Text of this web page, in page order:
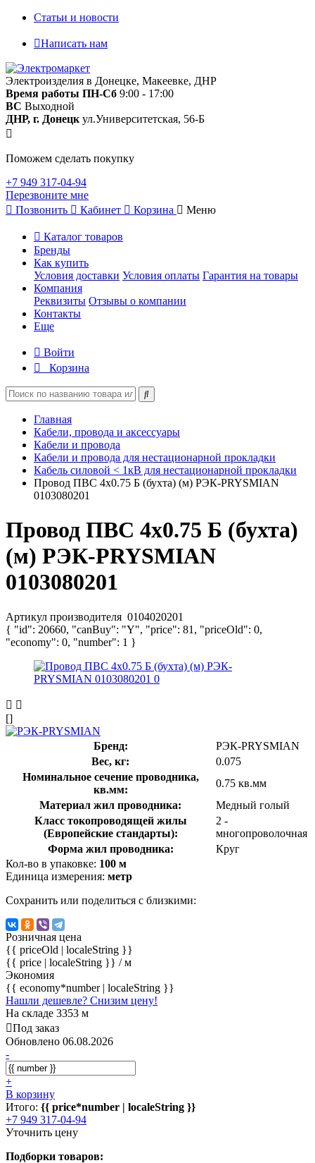
Статьи и новости
Написать нам
Электроизделия в Донецке, Макеевке, ДНР
Время работы ПН-Сб 9:00 - 17:00
ВС Выходной
ДНР, г. Донецк ул.Университетская, 56-Б
Поможем сделать покупку
+7 949 317-04-94
Перезвоните мне
Позвонить
Кабинет Корзина Меню
Каталог товаров
Бренды
Как купить
Условия доставки Условия оплаты Гарантия на товары
Компания
Реквизиты Отзывы о компании
Контакты
Еще
Войти
Корзина
Главная
Кабели, провода и аксессуары
Кабели и провода
Кабели и провода для нестационарной прокладки
Кабель силовой < 1кВ для нестационарной прокладки
Провод ПВС 4х0.75 Б (бухта) (м) РЭК-PRYSMIAN
0103080201
Провод ПВС 4х0.75 Б (бухта)
(м) РЭК-PRYSMIAN
0103080201
Артикул производителя 0104020201
{ "id": 20660, "canBuy": "Y", "price": 81, "priceOld": 0,
"economy": 0, "number": 1 }
[]
Бренд:
РЭК-PRYSMIAN
Вес, кг:
0.075
Номинальное сечение проводника,
кв.мм:
0.75 кв.мм
Материал жил проводника:
Медный голый
Класс токопроводящей жилы
(Европейские стандарты):
2 -
многопроволочная
Форма жил проводника:
Круг
Кол-во в упаковке: 100 м
Единица измерения: метр
Сохранить или поделиться с близкими:
Розничная цена
{{ priceOld | localeString }}
{{ price | localeString }} / м
Экономия
{{ economy*number | localeString }}
Нашли дешевле? Снизим цену!
На складе 3353 м
Под заказ
Обновлено 06.08.2026
-
+
В корзину
Итого: {{ price*number | localeString }}
+7 949 317-04-94
Уточнить цену
Подборки товаров: